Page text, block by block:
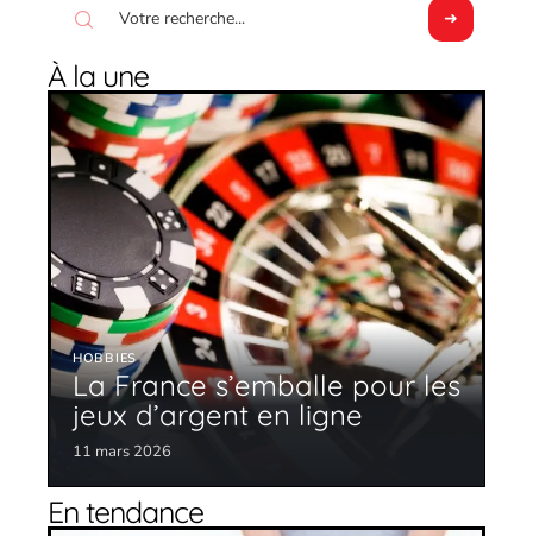
À la une
HOBBIES
La France s’emballe pour les
jeux d’argent en ligne
11 mars 2026
En tendance